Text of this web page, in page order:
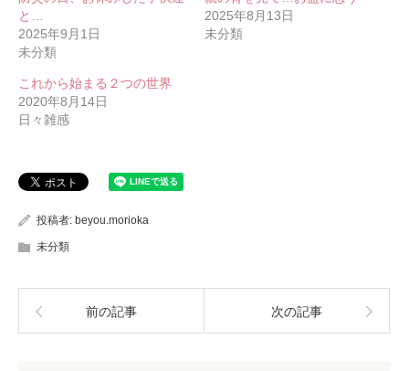
と…
2025年9月1日
未分類
2025年8月13日
未分類
これから始まる２つの世界
2020年8月14日
日々雑感
投稿者: beyou.morioka
未分類
前の記事 次の記事